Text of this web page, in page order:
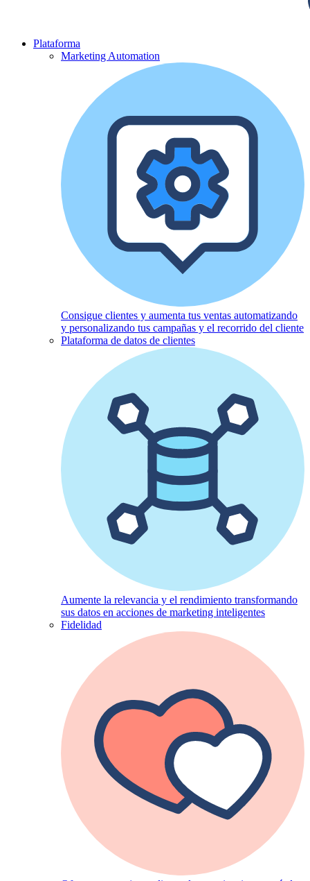
Plataforma
Marketing Automation
Consigue clientes y aumenta tus ventas automatizando
y personalizando tus campañas y el recorrido del cliente
Plataforma de datos de clientes
Aumente la relevancia y el rendimiento transformando
sus datos en acciones de marketing inteligentes
Fidelidad